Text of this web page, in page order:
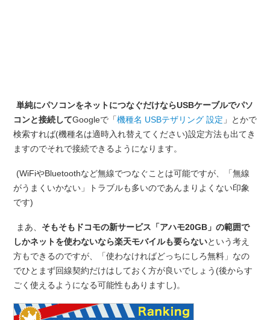
単純にパソコンをネットにつなぐだけならUSBケーブルでパソ
コンと接続してGoogleで「機種名 USBテザリング 設定 」とかで
検索すれば(機種名は適時入れ替えてください)設定方法も出てき
ますのでそれで接続できるようになります。
(WiFiやBluetoothなど無線でつなぐことは可能ですが、「無線
がうまくいかない」トラブルも多いのであんまりよくない印象
です)
まあ、 そもそもドコモの新サービス「アハモ20GB」の範囲で
しかネットを使わないなら楽天モバイルも要らないという考え
方もできるのですが、「使わなければどっちにしろ無料」なの
でひとまず回線契約だけはしておく方が良いでしょう(後からす
ごく使えるようになる可能性もありますし)。